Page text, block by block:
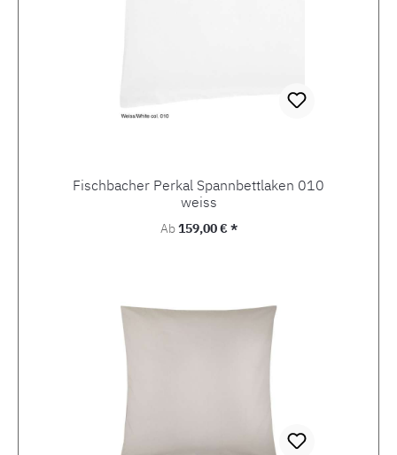
Fischbacher Perkal Spannbettlaken 010
weiss
Regulärer Preis:
Ab159,00 € *